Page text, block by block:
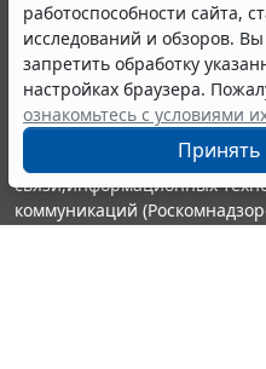
работоспособности сайта,
исследований и обзоров.
запретить обработку
настройках браузера.
ознакомьтесь с условиями
Принять
© ООО "НПП "ГАРАНТ-
выпускается с 1990 года.
являются участниками
информации ГАРАНТ.
Портал ГАРАНТ.РУ
издания Федеральной
связи,информационных
коммуникаций